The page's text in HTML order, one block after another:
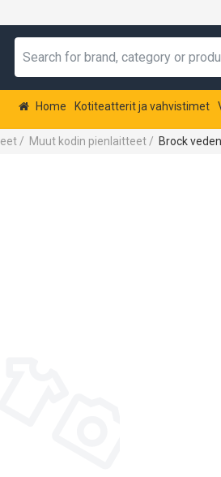
Home Kotiteatterit ja vahvistimet
/ Muut kodin pienlaitteet / Brock